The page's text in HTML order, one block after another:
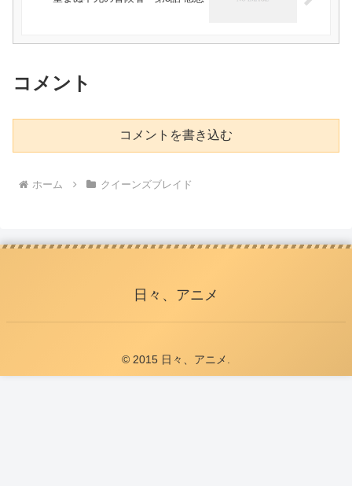
コメント
コメントを書き込む
ホーム クイーンズブレイド
日々、アニメ
© 2015 日々、アニメ.